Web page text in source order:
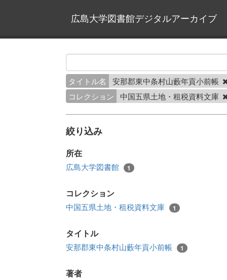
広島大学図書館デジタルアーカイブ
タイトル名
安那郡東中条村山藪年貢小前帳
コレクション
中国五県土地・租税資料文庫
絞り込み
所在
広島大学図書館 1
コレクション
中国五県土地・租税資料文庫 1
タイトル
安那郡東中条村山藪年貢小前帳 1
著者